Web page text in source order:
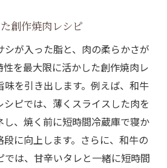
創作焼肉レシピ
が入った脂と、肉の柔らかさが
を最大限に活かした創作焼肉レ
味を引き出します。例えば、和牛
ピでは、薄くスライスした肉を
し、焼く前に短時間冷蔵庫で寝か
に向上します。さらに、和牛の
では、甘辛いタレと一緒に短時間